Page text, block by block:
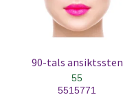
90-tals ansiktssten
55
5515771